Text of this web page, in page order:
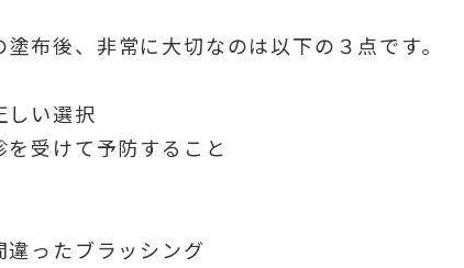
布後、非常に大切なのは以下の３点です。
しい選択
受けて予防すること
ったブラッシング